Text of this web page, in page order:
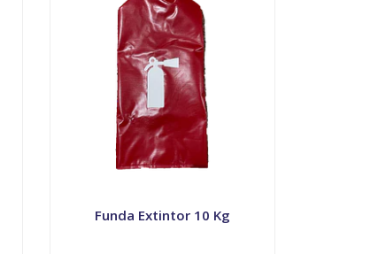
Funda Extintor 10 Kg